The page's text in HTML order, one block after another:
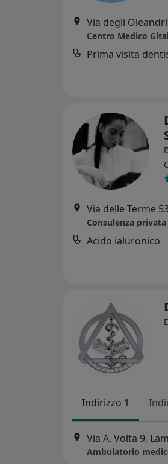
Via degli
Centro Medico
Prima visita
Via delle Terme
Consulenza privata
Acido ialuronico
Indirizzo 1
Via A. Volta 9,
Ambulatorio